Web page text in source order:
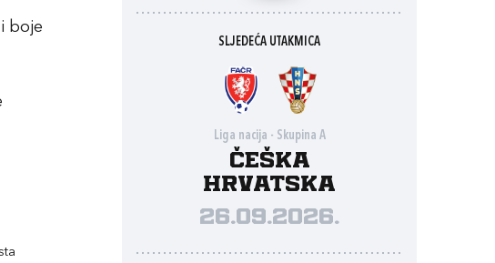
boje
SLJEDEĆA UTAKMICA
Liga nacija - Skupina A
Češka
Hrvatska
26.09.2026.